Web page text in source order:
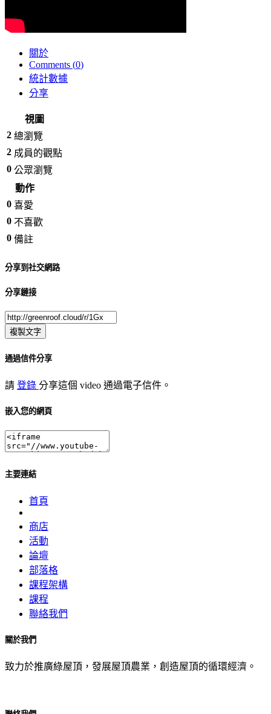
關於
Comments (0)
統計數據
分享
視圖
2 總瀏覽
2 成員的觀點
0 公眾瀏覽
動作
0 喜愛
0 不喜歡
0 備註
分享到社交網路
分享鏈接
複製文字
通過信件分享
請 登錄 分享這個 video 通過電子信件。
嵌入您的網頁
主要連結
首頁
商店
活動
論壇
部落格
課程架構
課程
聯絡我們
關於我們
致力於推廣綠屋頂，發展屋頂農業，創造屋頂的循環經濟。